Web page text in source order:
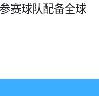
赛球队配备全球